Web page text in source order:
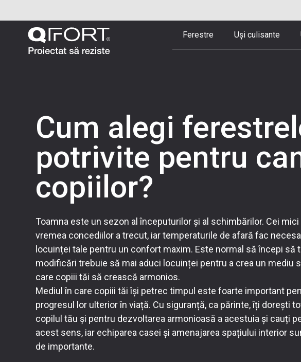
Ferestre Uși culisante
Cum alegi
potrivite pentru
copiilor?
Toamna este un sezon al începuturilor și al schimbărilor. Cei
vremea concediilor a trecut, iar temperaturile de afară fac
locuinței tale pentru un confort maxim. Este normal să începi să
modificări trebuie să mai aduci locuinței pentru a crea un mediu
care copiii tăi să crească armonios.
Mediul în care copiii tăi își petrec timpul este foarte important
progresul lor ulterior în viață. Cu siguranță, ca părinte, îți dorești
copilul tău și pentru dezvoltarea armonioasă a acestuia și cauți
acest sens, iar echiparea casei și amenajarea spațiului interior
de importante.